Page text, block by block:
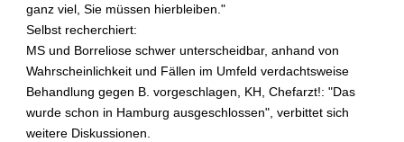
ganz viel, Sie müssen hierbleiben."
Selbst recherchiert:
MS und Borreliose schwer unterscheidbar, anhand von
Wahrscheinlichkeit und Fällen im Umfeld verdachtsweise
Behandlung gegen B. vorgeschlagen, KH, Chefarzt!: "Das
wurde schon in Hamburg ausgeschlossen", verbittet sich
weitere Diskussionen.
i
p
l
e
n
S